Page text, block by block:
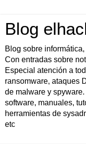
Blog
Blog sobre
Con entradas sobre
Especial atención a
ransomware, ataques
de malware y
software, manuales,
herramientas de
etc